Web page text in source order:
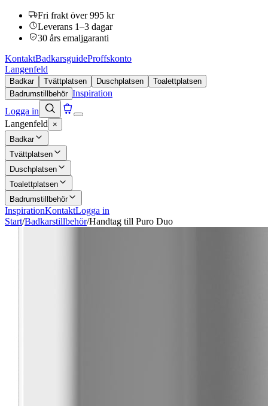
Fri frakt över 995 kr
Leverans 1–3 dagar
30 års emaljgaranti
KontaktBadkarsguideProffskonto
Langenfeld
Badkar Tvättplatsen Duschplatsen
Toalettplatsen
Badrumstillbehör Inspiration
Logga in
Langenfeld
×
Badkar
Tvättplatsen
Duschplatsen
Toalettplatsen
Badrumstillbehör
InspirationKontaktLogga in
Start/Badkarstillbehör/Handtag till Puro Duo